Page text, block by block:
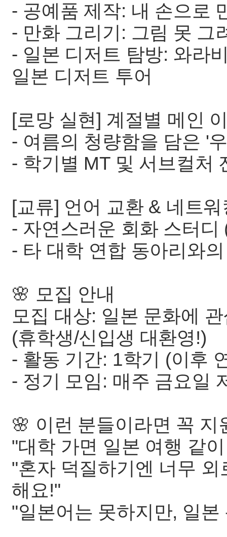
- 공예품 제작: 내 손으로
- 만화 그리기: 그림 못 그
- 일본 디저트 탐방: 와라
일본 디저트 투어
[로망 실현] 계절별 메인
- 여름의 청량함을 담은 '
- 학기별 MT 및 서브컬처
[교류] 언어 교환 & 네트워
- 자연스러운 회화 스터디
- 타 대학 연합 동아리와
🌸 모집 안내
모집 대상: 일본 문화에
(휴학생/신입생 대환영!)
- 활동 기간: 1학기 (이후
- 정기 모임: 매주 금요일
🌸 이런 분들이라면 꼭 지
"대학 가면 일본 여행 같
"혼자 덕질하기엔 너무
해요!"
"일본어는 못하지만, 일